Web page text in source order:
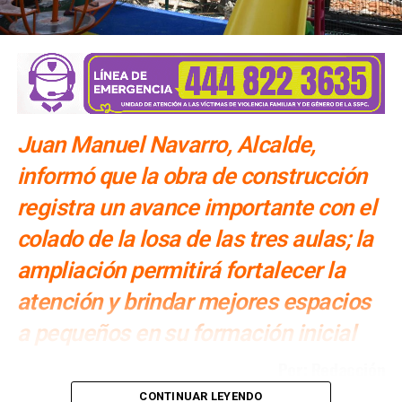
Juan Manuel Navarro, Alcalde,
informó que la obra de construcción
registra un avance importante con el
colado de la losa de las tres aulas; la
ampliación permitirá fortalecer la
atención y brindar mejores espacios
a pequeños en su formación inicial
CONTINUAR LEYENDO